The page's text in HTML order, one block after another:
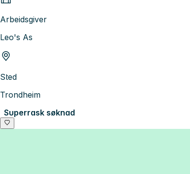
Arbeidsgiver
Leo's As
Sted
Trondheim
Superrask søknad